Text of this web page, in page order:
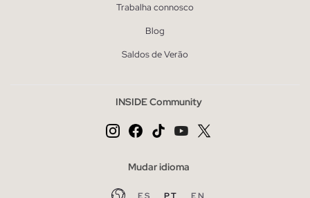
Trabalha connosco
Blog
Saldos de Verão
INSIDE Community
Mudar idioma